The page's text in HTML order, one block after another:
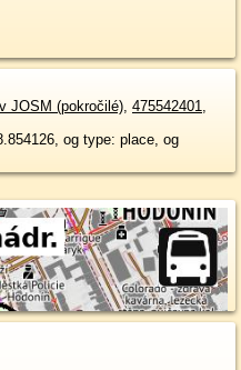
JOSM (pokročilé), 475542401,
og type: place, og